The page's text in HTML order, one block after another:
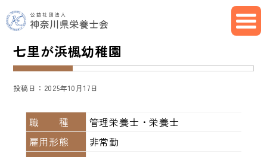
七里が浜楓幼稚園
投稿日：2025年10月17日
職 種
管理栄養士・栄養士
雇用形態
非常勤